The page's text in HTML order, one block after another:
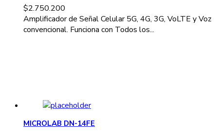
$2.750.200
Amplificador de Señal Celular 5G, 4G, 3G, VoLTE y Voz
convencional. Funciona con Todos los...
MICROLAB DN-14FE